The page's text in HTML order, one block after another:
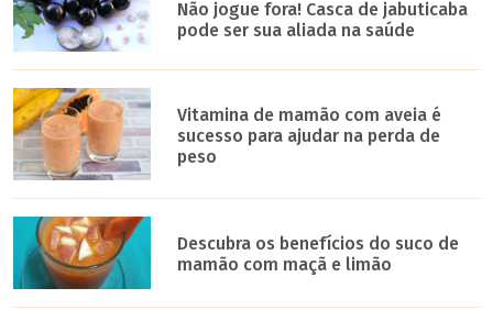
Não jogue fora! Casca de jabuticaba
pode ser sua aliada na saúde
Vitamina de mamão com aveia é
sucesso para ajudar na perda de
peso
Descubra os benefícios do suco de
mamão com maçã e limão